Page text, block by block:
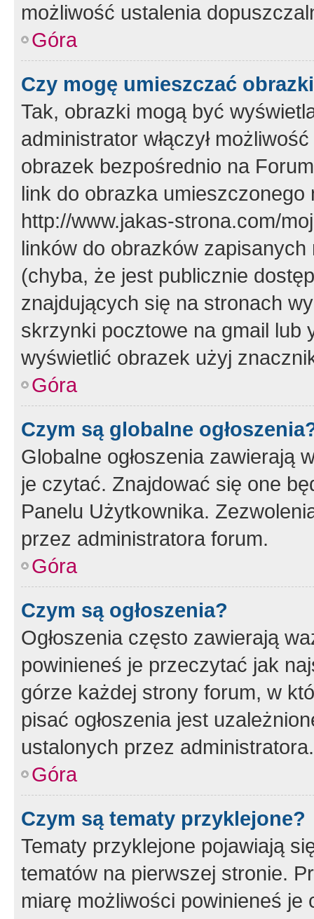
możliwość ustalenia
Góra
Czy mogę umieszczać
Tak, obrazki mogą być
administrator włączył
obrazek bezpośrednio na
link do obrazka
http://www.jakas-strona.com/
linków do obrazków
(chyba, że jest publicznie
znajdujących się na stronach
skrzynki pocztowe na gmail lub
wyświetlić obrazek użyj
Góra
Czym są globalne
Globalne ogłoszenia zawierają
je czytać. Znajdować się one
Panelu Użytkownika.
przez administratora forum.
Góra
Czym są ogłoszenia?
Ogłoszenia często zawierają
powinieneś je przeczytać jak
górze każdej strony forum, w
pisać ogłoszenia jest
ustalonych przez administratora.
Góra
Czym są tematy przyklejone?
Tematy przyklejone pojawiają
tematów na pierwszej stronie.
miarę możliwości powinieneś je